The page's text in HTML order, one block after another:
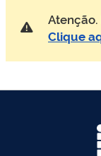
Atenção.
Clique